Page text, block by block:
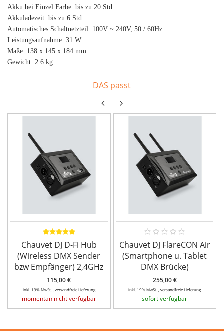
Akku bei Einzel Farbe: bis zu 20 Std.
Akkuladezeit: bis zu 6 Std.
Automatisches Schaltnetzteil: 100V ~ 240V, 50 / 60Hz
Leistungsaufnahme: 31 W
Maße: 138 x 145 x 184 mm
Gewicht: 2.6 kg
DAS passt
Chauvet DJ D-Fi Hub
(Wireless DMX Sender
bzw Empfänger) 2,4GHz
115,00 €
inkl. 19% MwSt. , versandfreie Lieferung
momentan nicht verfügbar
Chauvet DJ FlareCON Air
(Smartphone u. Tablet
DMX Brücke)
255,00 €
inkl. 19% MwSt. ,versandfreie Lieferung
sofort verfügbar